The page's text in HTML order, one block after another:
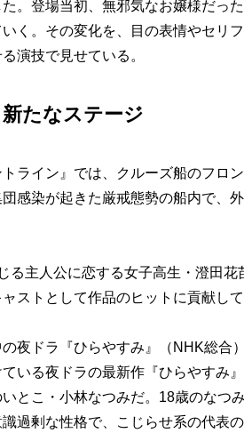
。登場当初、無邪気なお嬢様だっ
く。その変化を、目の表情やセリ
演技で見せている。
たなステージ
ライン』では、クルーズ船のフロ
感染が起きた厳戒態勢の船内で、
る主人公に恋する女子高生・澄田花
ストとして作品のヒットに貢献して
夜ドラ『ひらやすみ』（NHK総合
いる夜ドラの最新作『ひらやすみ
とこ・小林なつみだ。18歳のなつ
過剰な性格で、こじらせ系の代表